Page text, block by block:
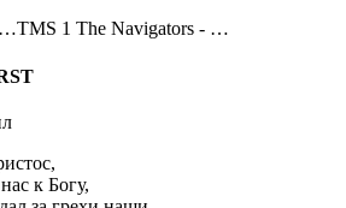
…TMS 1 The Navigators - …
к Богу,